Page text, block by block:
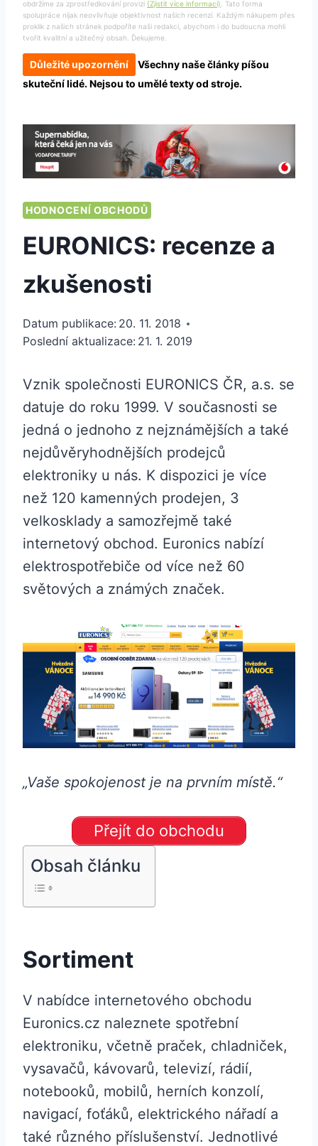
obdržíme za zprostředkování provizi (Zjistit více informací) . Tato forma
spolupráce nijak neovlivňuje objektivnost našich recenzí. Každým nákupem přes
proklik z našich stránek podpoříte naši redakci, abychom i do budoucna mohli
tvořit kvalitní a užitečný obsah. Ďekujeme.
Důležité upozornění
Všechny naše články píšou
skuteční lidé. Nejsou to umělé texty od stroje.
HODNOCENÍ OBCHODŮ
EURONICS: recenze a
zkušenosti
Datum publikace: 20. 11. 2018
Poslední aktualizace: 21. 1. 2019
Vznik společnosti EURONICS ČR, a.s. se
datuje do roku 1999. V současnosti se
jedná o jednoho z nejznámějších a také
nejdůvěryhodnějších prodejců
elektroniky u nás. K dispozici je více
než 120 kamenných prodejen, 3
velkosklady a samozřejmě také
internetový obchod. Euronics nabízí
elektrospotřebiče od více než 60
světových a známých značek.
„Vaše spokojenost je na prvním místě.“
Přejít do obchodu
Obsah článku
Sortiment
V nabídce internetového obchodu
Euronics.cz naleznete spotřební
elektroniku, včetně praček, chladniček,
vysavačů, kávovarů, televizí, rádií,
notebooků, mobilů, herních konzolí,
navigací, foťáků, elektrického nářadí a
také různého příslušenství. Jednotlivé